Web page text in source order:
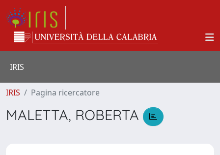
IRIS
IRIS Pagina ricercatore
MALETTA, ROBERTA